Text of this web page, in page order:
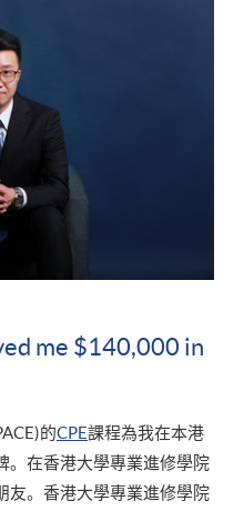
me $140,000 in
的CPE課程為我在本港
。在香港大學專業進修學院
友。香港大學專業進修學院